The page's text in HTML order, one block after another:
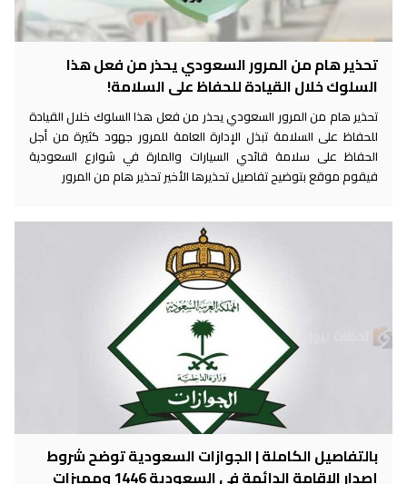
تحذير هام من المرور السعودي يحذر من فعل هذا
السلوك خلال القيادة للحفاظ على السلامة!
تحذير هام من المرور السعودي يحذر من فعل هذا السلوك خلال القيادة
للحفاظ على السلامة تبذل الإدارة العامة للمرور جهود كثيرة من أجل
الحفاظ على سلامة قائدي السيارات والمارة في شوارع السعودية
فيقوم موقع بتوضيح تفاصيل تحذيرها الأخير تحذير هام من المرور
بالتفاصيل الكاملة | الجوازات السعودية توضح شروط
إصدار الإقامة الدائمة في السعودية 1446 ومميزات